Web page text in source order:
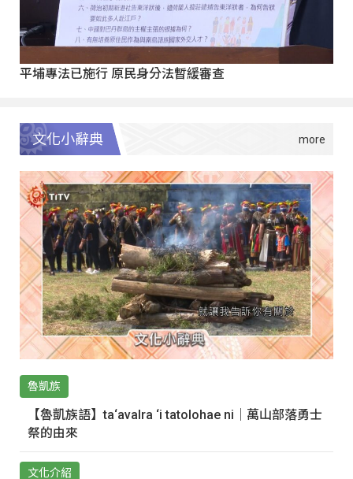
平埔專法已施行 原民身分法暫緩審查
文化小辭典
魯凱族
【魯凱族語】ta‘avalra ‘i tatolohae ni｜萬山部落勇士
祭的由來
文化介紹